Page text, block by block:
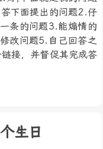
下面提出的问题2.仔
条的问题3.能煽情的
改问题5.自己回答之
接，并督促其完成答
生日